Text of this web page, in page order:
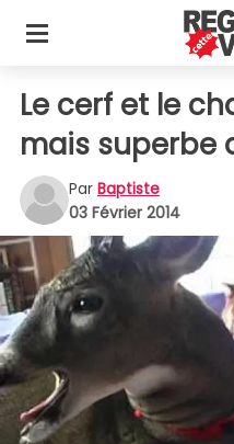
Le cerf et le
mais superbe
Par Baptiste
03 Février 2014